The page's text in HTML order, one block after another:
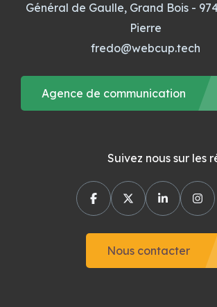
Général de Gaulle, Grand Bois -
Pierre
fredo@webcup.tech
Agence de communication
Suivez nous sur les
Nous contacter